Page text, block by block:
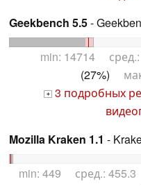
Geekbench 5.5-
min: 14714
(27%)
+ 3 подробных
Mozilla Kraken 1.1 -
min: 449 сред.: